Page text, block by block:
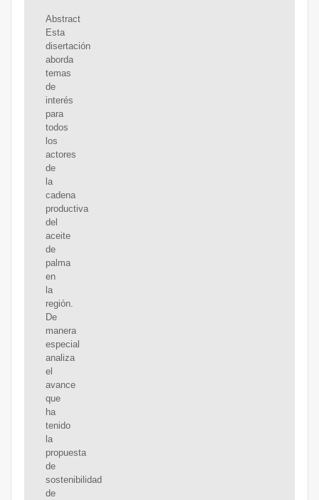
Abstract
Esta
disertación
aborda
temas
de
interés
para
todos
los
actores
de
la
cadena
productiva
del
aceite
de
palma
en
la
región.
De
manera
especial
analiza
el
avance
que
ha
tenido
la
propuesta
de
sostenibilidad
de